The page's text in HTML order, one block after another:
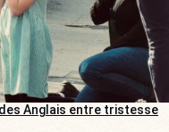
des Anglais entre tristesse